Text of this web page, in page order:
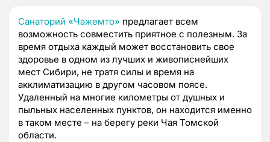
Санаторий «Чажемто» предлагает всем
возможность совместить приятное с полезным. За
время отдыха каждый может восстановить свое
здоровье в одном из лучших и живописнейших
мест Сибири, не тратя силы и время на
акклиматизацию в другом часовом поясе.
Удаленный на многие километры от душных и
пыльных населенных пунктов, он находится именно
в таком месте – на берегу реки Чая Томской
области.